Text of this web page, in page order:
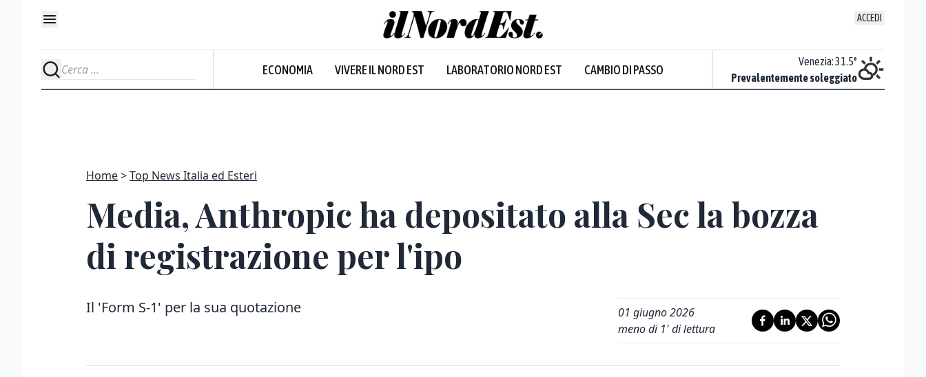
ACCEDI
ECONOMIA VIVERE IL NORD EST LABORATORIO NORD EST CAMBIO DI PASSO
Sereno
Venezia:31.5°
Prevalentemente soleggiato
Home Top News Italia ed Esteri
Media, Anthropic ha depositato alla Sec la bozza
di registrazione per l'ipo
Il 'Form S-1' per la sua quotazione
01 giugno 2026
meno di 1' di lettura